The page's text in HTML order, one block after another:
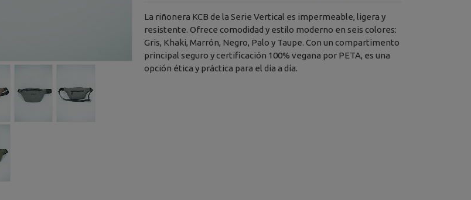
La riñonera KCB de la Serie Vertical es impermeable, ligera y
resistente. Ofrece comodidad y estilo moderno en seis colores:
Gris, Khaki, Marrón, Negro, Palo y Taupe. Con un compartimento
principal seguro y certificación 100% vegana por PETA, es una
opción ética y práctica para el día a día.